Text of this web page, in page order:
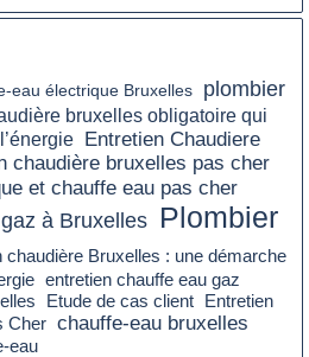
eau électrique Bruxelles
plombier
bruxelles obligatoire qui
Entretien Chaudiere
chaudière bruxelles pas cher
et chauffe eau pas cher
à Bruxelles
Plombier
chaudière Bruxelles : une démarche
entretien chauffe eau gaz
Etude de cas client
Entretien
Cher chauffe-eau bruxelles
eau